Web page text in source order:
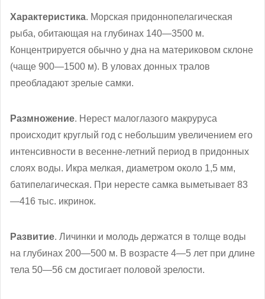
Характеристика. Морская придоннопелагическая
рыба, обитающая на глубинах 140—3500 м.
Концентрируется обычно у дна на материковом склоне
(чаще 900—1500 м). В уловах донных тралов
преобладают зрелые самки.
Размножение. Нерест малоглазого макруруса
происходит круглый год с небольшим увеличением его
интенсивности в весенне-летний период в придонных
слоях воды. Икра мелкая, диаметром около 1,5 мм,
батипелагическая. При нересте самка выметывает 83
—416 тыс. икринок.
Развитие. Личинки и молодь держатся в толще воды
на глубинах 200—500 м. В возрасте 4—5 лет при длине
тела 50—56 см достигает половой зрелости.